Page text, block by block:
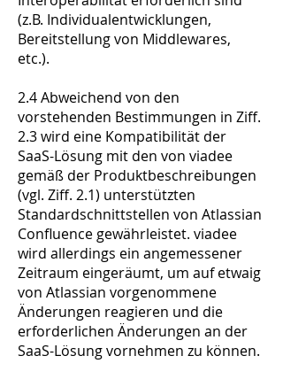
(z.B. Individualentwicklungen,
Bereitstellung von Middlewares,
etc.).
2.4 Abweichend von den
vorstehenden Bestimmungen in Ziff.
2.3 wird eine Kompatibilität der
SaaS-Lösung mit den von viadee
gemäß der Produktbeschreibungen
(vgl. Ziff. 2.1) unterstützten
Standardschnittstellen von Atlassian
Confluence gewährleistet. viadee
wird allerdings ein angemessener
Zeitraum eingeräumt, um auf etwaig
von Atlassian vorgenommene
Änderungen reagieren und die
erforderlichen Änderungen an der
SaaS-Lösung vornehmen zu können.